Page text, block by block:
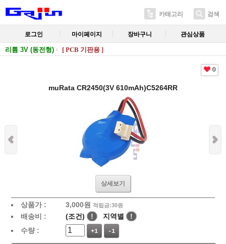
카테고리 검색
로그인 마이페이지 장바구니 관심상품
리튬 3V (동전형) [ PCB 기판용 ]
0
muRata CR2450(3V 610mAh)C5264RR
상세보기
상품가 : 3,000원 적립금:30원
배송비 : (조건) ! 지역별
!
수량 :
+1 -1